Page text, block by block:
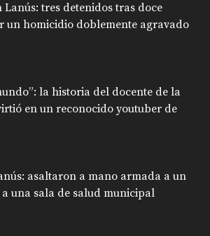
tres detenidos tras doce
un homicidio doblemente agravado
la historia del docente de la
en un reconocido youtuber de
asaltaron a mano armada a un
una sala de salud municipal